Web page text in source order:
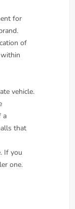
for
of
vehicle.
a
that
If you
one.